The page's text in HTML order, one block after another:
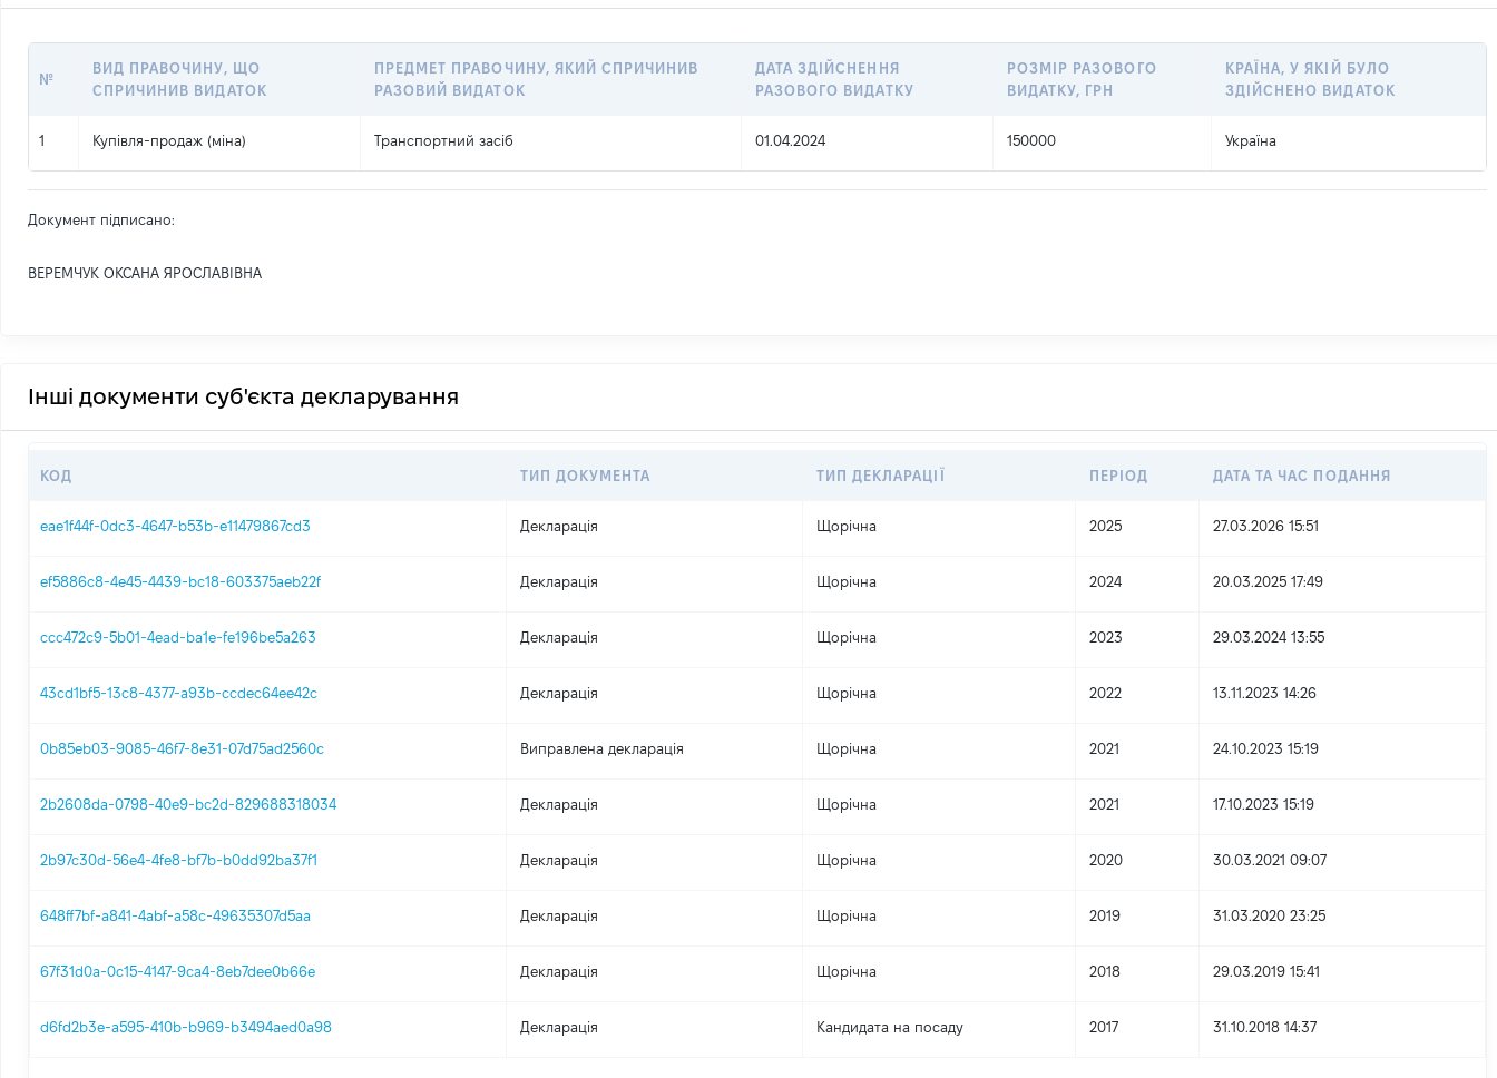
№
ВИД ПРАВОЧИНУ, ЩО
СПРИЧИНИВ ВИДАТОК
ПРЕДМЕТ ПРАВОЧИНУ, ЯКИЙ СПРИЧИНИВ
РАЗОВИЙ ВИДАТОК
ДАТА ЗДІЙСНЕННЯ
РАЗОВОГО ВИДАТКУ
РОЗМІР РАЗОВОГО
ВИДАТКУ, ГРН
КРАЇНА, У ЯКІЙ БУЛО
ЗДІЙСНЕНО ВИДАТОК
1 Купівля-продаж (міна) Транспортний засіб 01.04.2024 150000 Україна
Документ підписано:
ВЕРЕМЧУК ОКСАНА ЯРОСЛАВІВНА
Інші документи суб'єкта декларування
КОД ТИП ДОКУМЕНТА ТИП ДЕКЛАРАЦІЇ ПЕРІОД ДАТА ТА ЧАС ПОДАННЯ
eae1f44f-0dc3-4647-b53b-e11479867cd3 Декларація Щорічна 2025 27.03.2026 15:51
ef5886c8-4e45-4439-bc18-603375aeb22f Декларація Щорічна 2024 20.03.2025 17:49
ccc472c9-5b01-4ead-ba1e-fe196be5a263 Декларація Щорічна 2023 29.03.2024 13:55
43cd1bf5-13c8-4377-a93b-ccdec64ee42c Декларація Щорічна 2022 13.11.2023 14:26
0b85eb03-9085-46f7-8e31-07d75ad2560c Виправлена декларація Щорічна 2021 24.10.2023 15:19
2b2608da-0798-40e9-bc2d-829688318034 Декларація Щорічна 2021 17.10.2023 15:19
2b97c30d-56e4-4fe8-bf7b-b0dd92ba37f1 Декларація Щорічна 2020 30.03.2021 09:07
648ff7bf-a841-4abf-a58c-49635307d5aa Декларація Щорічна 2019 31.03.2020 23:25
67f31d0a-0c15-4147-9ca4-8eb7dee0b66e Декларація Щорічна 2018 29.03.2019 15:41
d6fd2b3e-a595-410b-b969-b3494aed0a98 Декларація Кандидата на посаду 2017 31.10.2018 14:37